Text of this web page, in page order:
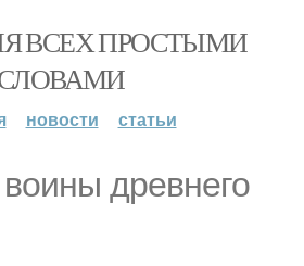
ВСЕХ ПРОСТЫМИ
новости статьи
древнего